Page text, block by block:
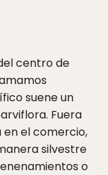
centro de
suene un
Fuera
en el comercio,
silvestre
o